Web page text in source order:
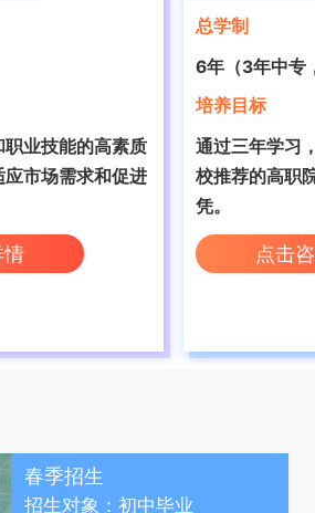
业技能的高素质
情
总学制
6年（3年中专
培养目标
通过三年学习
校推荐的高职
凭。
点击
春季招生
招生对象：初中毕业